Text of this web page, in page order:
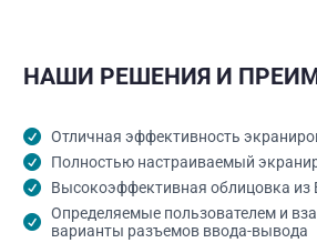
НАШИ РЕШЕНИЯ И
Отличная эффективность
Полностью настраиваемый
Высокоэффективная облицовка из
Определяемые пользователем и
варианты разъемов ввода-вывода